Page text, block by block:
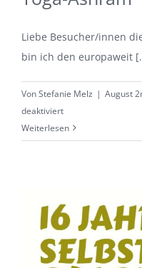
Liebe Besucher/innen
bin ich den europaweit
VonStefanie Melz | August
deaktiviertfür
Umzugs
in
Ashram
Weiterlesen